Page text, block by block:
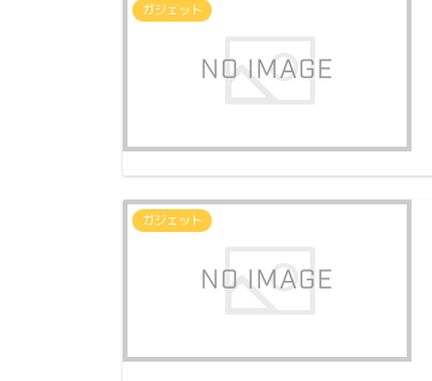
ガジェット
ガジェット